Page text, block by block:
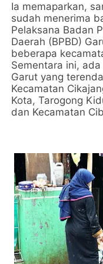
Ia memaparkan,
sudah menerima
Pelaksana Badan
Daerah (BPBD)
beberapa
Sementara ini,
Garut yang
Kecamatan
Kota, Tarogong
dan Kecamatan